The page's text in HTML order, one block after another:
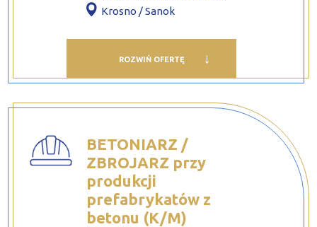
Krosno / Sanok
ROZWIŃ OFERTĘ
BETONIARZ /
ZBROJARZ przy
produkcji
prefabrykatów z
betonu (K/M)